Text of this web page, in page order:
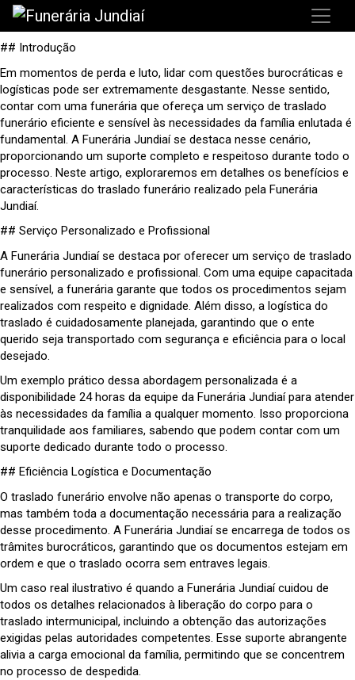
## Introdução
Em momentos de perda e luto, lidar com questões burocráticas e
logísticas pode ser extremamente desgastante. Nesse sentido,
contar com uma funerária que ofereça um serviço de traslado
funerário eficiente e sensível às necessidades da família enlutada é
fundamental. A Funerária Jundiaí se destaca nesse cenário,
proporcionando um suporte completo e respeitoso durante todo o
processo. Neste artigo, exploraremos em detalhes os benefícios e
características do traslado funerário realizado pela Funerária
Jundiaí.
## Serviço Personalizado e Profissional
A Funerária Jundiaí se destaca por oferecer um serviço de traslado
funerário personalizado e profissional. Com uma equipe capacitada
e sensível, a funerária garante que todos os procedimentos sejam
realizados com respeito e dignidade. Além disso, a logística do
traslado é cuidadosamente planejada, garantindo que o ente
querido seja transportado com segurança e eficiência para o local
desejado.
Um exemplo prático dessa abordagem personalizada é a
disponibilidade 24 horas da equipe da Funerária Jundiaí para atender
às necessidades da família a qualquer momento. Isso proporciona
tranquilidade aos familiares, sabendo que podem contar com um
suporte dedicado durante todo o processo.
## Eficiência Logística e Documentação
O traslado funerário envolve não apenas o transporte do corpo,
mas também toda a documentação necessária para a realização
desse procedimento. A Funerária Jundiaí se encarrega de todos os
trâmites burocráticos, garantindo que os documentos estejam em
ordem e que o traslado ocorra sem entraves legais.
Um caso real ilustrativo é quando a Funerária Jundiaí cuidou de
todos os detalhes relacionados à liberação do corpo para o
traslado intermunicipal, incluindo a obtenção das autorizações
exigidas pelas autoridades competentes. Esse suporte abrangente
alivia a carga emocional da família, permitindo que se concentrem
no processo de despedida.